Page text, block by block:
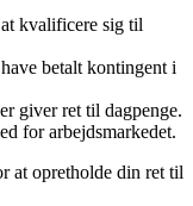
kvalificere sig til
betalt kontingent i
giver ret til dagpenge.
for arbejdsmarkedet.
at opretholde din ret til